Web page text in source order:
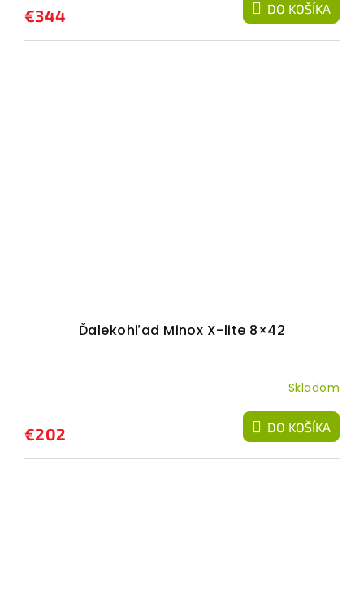
€344 DO KOŠÍKA
Ďalekohľad Minox X-lite 8×42
Skladom
€202 DO KOŠÍKA